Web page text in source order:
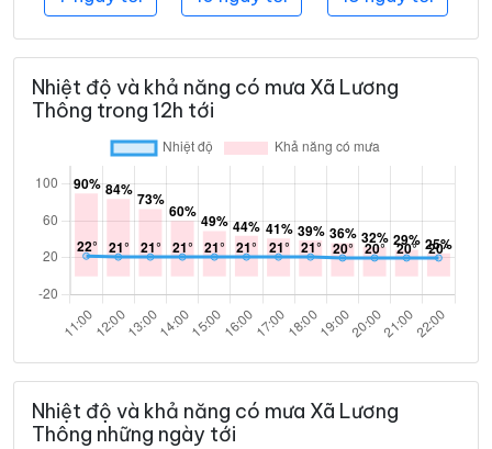
Nhiệt độ và khả năng có mưa Xã Lương
Thông trong 12h tới
Nhiệt độ và khả năng có mưa Xã Lương
Thông những ngày tới